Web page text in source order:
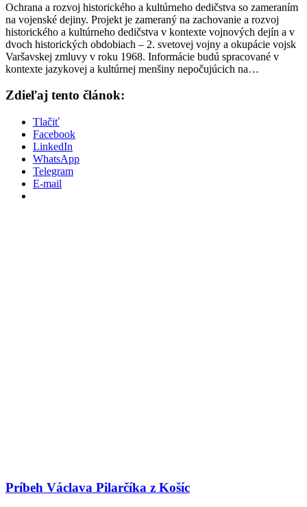
Ochrana a rozvoj historického a kultúrneho dedičstva so zameraním
na vojenské dejiny. Projekt je zameraný na zachovanie a rozvoj
historického a kultúrneho dedičstva v kontexte vojnových dejín a v
dvoch historických obdobiach – 2. svetovej vojny a okupácie vojsk
Varšavskej zmluvy v roku 1968. Informácie budú spracované v
kontexte jazykovej a kultúrnej menšiny nepočujúcich na…
Zdieľaj tento článok:
Tlačiť
Facebook
LinkedIn
WhatsApp
Telegram
E-mail
Príbeh Václava Pilarčíka z Košíc